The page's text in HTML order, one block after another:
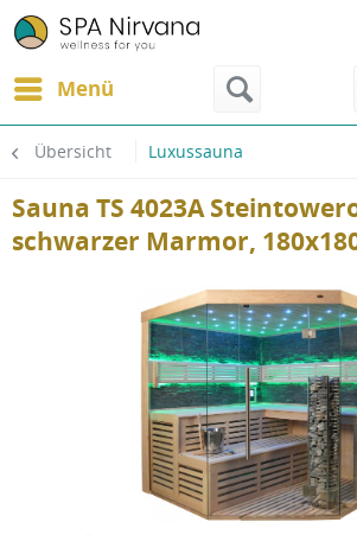
Menü
Übersicht Luxussauna
Sauna TS 4023A
schwarzer Marmor,